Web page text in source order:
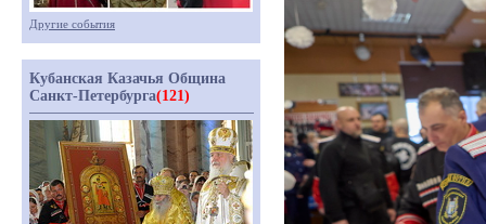
Другие события
Кубанская Казачья Община
Санкт-Петербурга(121)